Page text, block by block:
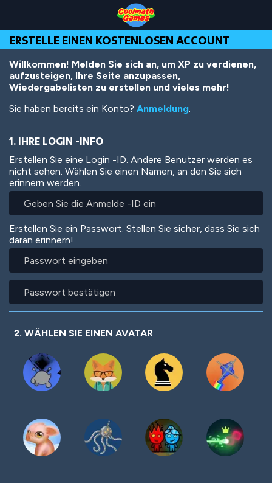
Top
of
Page
Navigation
Main
Content
Footer
Inhalt
ERSTELLE EINEN KOSTENLOSEN ACCOUNT
Willkommen! Melden Sie sich an, um XP zu verdienen,
aufzusteigen, Ihre Seite anzupassen,
Wiedergabelisten zu erstellen und vieles mehr!
Sie haben bereits ein Konto? Anmeldung.
1. IHRE LOGIN -INFO
Erstellen Sie eine Login -ID. Andere Benutzer werden es
nicht sehen. Wählen Sie einen Namen, an den Sie sich
erinnern werden.
Erstellen Sie ein Passwort. Stellen Sie sicher, dass Sie sich
daran erinnern!
eingeben
bestätigen
2. WÄHLEN SIE EINEN AVATAR